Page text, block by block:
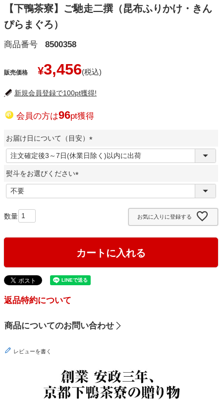
【下鴨茶寮】ご馳走二撰（昆布ふりかけ・きん
ぴらまぐろ）
商品番号 8500358
販売価格 ¥3,456
新規会員登録で100pt獲得!
会員の方は96pt獲得
お届け日について（目安）
(
必
)
熨斗をお選びください
必
お気に入りに登録する
カートに入れる
返品特約について
商品についてのお問い合わせ
レビューを書く